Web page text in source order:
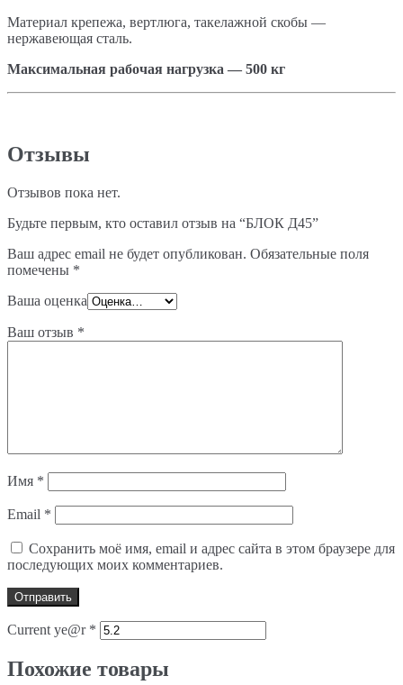
Материал крепежа, вертлюга, такелажной скобы —
нержавеющая сталь.
Максимальная рабочая нагрузка — 500 кг
Отзывы
Отзывов пока нет.
Будьте первым, кто оставил отзыв на “БЛОК Д45”
Ваш адрес email не будет опубликован. Обязательные поля
помечены *
Ваша оценка
Ваш отзыв *
Имя *
Email *
Сохранить моё имя, email и адрес сайта в этом браузере для
последующих моих комментариев.
Current ye@r *
Похожие товары